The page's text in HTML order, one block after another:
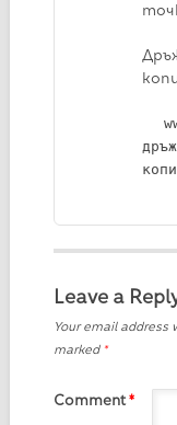
Leave a
Your email address
marked *
Comment*